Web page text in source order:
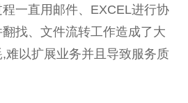
一直用邮件、EXCEL进行协
找、文件流转工作造成了大
难以扩展业务并且导致服务质